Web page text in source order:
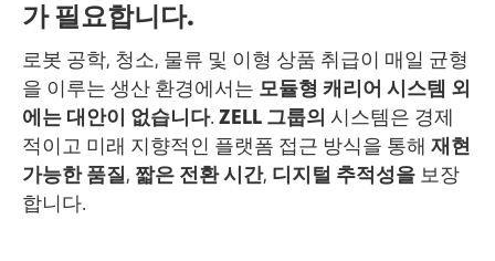
가 필요합니다.
로봇 공학, 청소, 물류 및 이형 상품 취급이 매일 균형
을 이루는 생산 환경에서는 모듈형 캐리어 시스템 외
에는 대안이 없습니다. ZELL 그룹의 시스템은 경제
적이고 미래 지향적인 플랫폼 접근 방식을 통해 재현
가능한 품질 , 짧은 전환 시간, 디지털 추적성을 보장
합니다.